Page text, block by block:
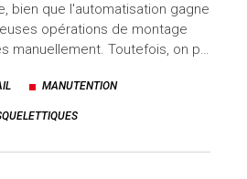
bien que l'automatisation gagne
opérations de montage
manuellement. Toutefois, on p…
MANUTENTION